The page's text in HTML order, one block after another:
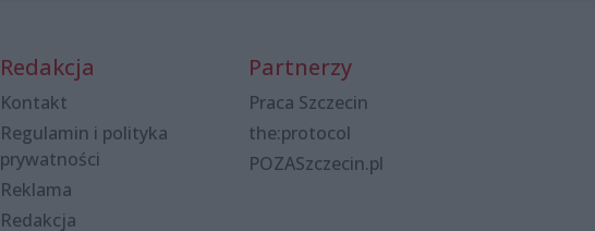
Redakcja
Kontakt
Regulamin i polityka
prywatności
Reklama
Redakcja
Partnerzy
Praca Szczecin
the:protocol
POZASzczecin.pl